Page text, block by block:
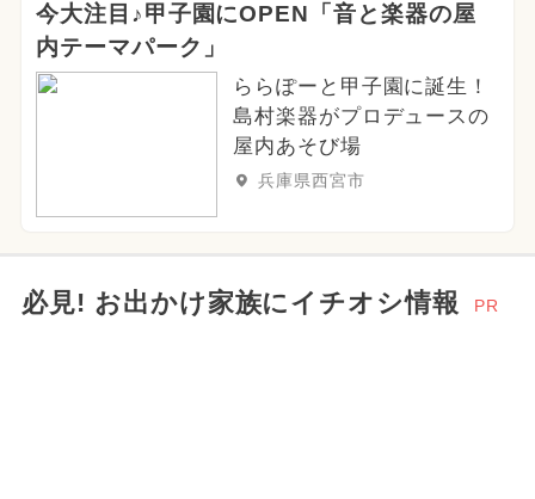
今大注目♪甲子園にOPEN「音と楽器の屋
内テーマパーク」
ららぽーと甲子園に誕生！
島村楽器がプロデュースの
屋内あそび場
兵庫県西宮市
必見! お出かけ家族にイチオシ情報 PR